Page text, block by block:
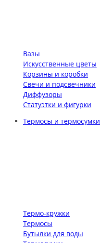
Вазы
Искусственные цветы
Корзины и коробки
Свечи и подсвечники
Диффузоры
Статуэтки и фигурки
Термосы и термосумки
Термо-кружки
Термосы
Бутылки для воды